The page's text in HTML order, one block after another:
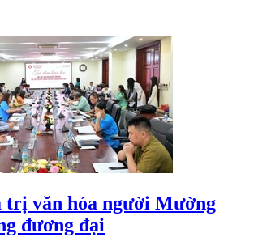
trị văn hóa người Mường
đương đại